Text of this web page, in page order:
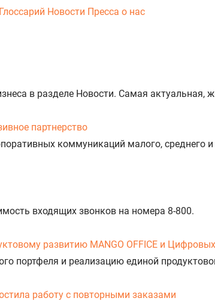
Глоссарий Новости Пресса о нас
в разделе Новости. Самая
партнерство
коммуникаций малого, среднего и
входящих звонков на номера 8-800.
развитию MANGO OFFICE и
портфеля и реализацию единой
работу с повторными заказами